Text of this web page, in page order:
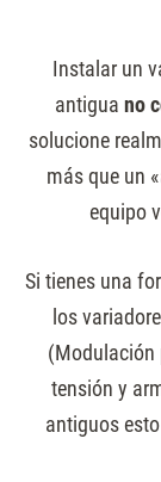
Instalar un
antigua no
solucione
más que un
equipo
Si tienes una
los
(Modulación
tensión y
antiguos